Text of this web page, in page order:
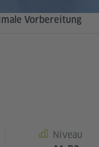
Vorbereitung
Kursdetails
Niveau